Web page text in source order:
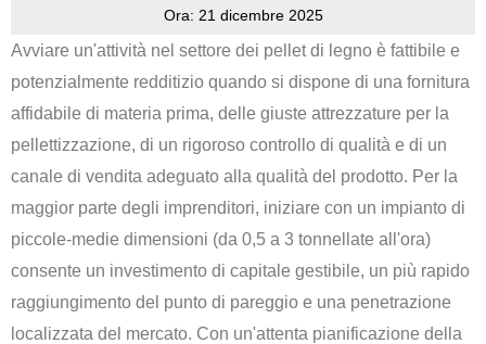
Ora: 21 dicembre 2025
Avviare un'attività nel settore dei pellet di legno è fattibile e
potenzialmente redditizio quando si dispone di una fornitura
affidabile di materia prima, delle giuste attrezzature per la
pellettizzazione, di un rigoroso controllo di qualità e di un
canale di vendita adeguato alla qualità del prodotto. Per la
maggior parte degli imprenditori, iniziare con un impianto di
piccole-medie dimensioni (da 0,5 a 3 tonnellate all'ora)
consente un investimento di capitale gestibile, un più rapido
raggiungimento del punto di pareggio e una penetrazione
localizzata del mercato. Con un'attenta pianificazione della